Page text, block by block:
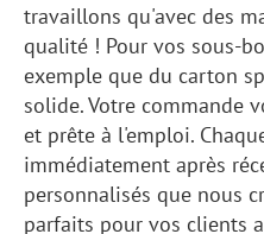
travaillons qu'avec des
qualité ! Pour vos sous-
exemple que du carton
solide. Votre commande
et prête à l'emploi.
immédiatement après
personnalisés que nous
parfaits pour vos clients